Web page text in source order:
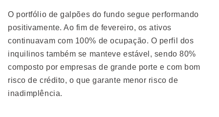
O portfólio de galpões do fundo segue performando
positivamente. Ao fim de fevereiro, os ativos
continuavam com 100% de ocupação. O perfil dos
inquilinos também se manteve estável, sendo 80%
composto por empresas de grande porte e com bom
risco de crédito, o que garante menor risco de
inadimplência.